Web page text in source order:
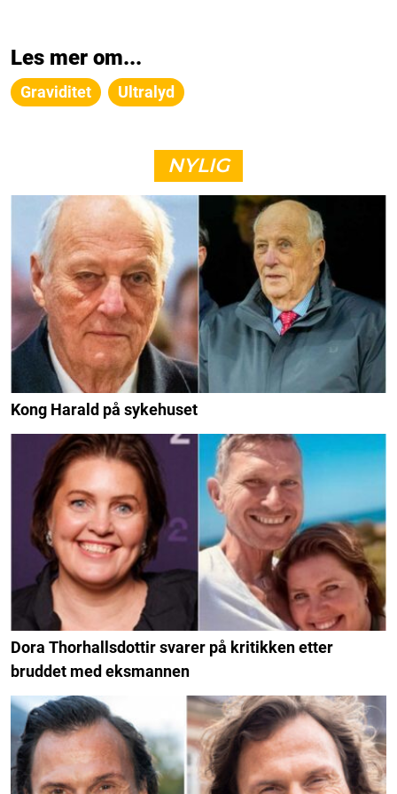
Les mer om...
Graviditet Ultralyd
NYLIG
Kong Harald på sykehuset
Dora Thorhallsdottir svarer på kritikken etter
bruddet med eksmannen